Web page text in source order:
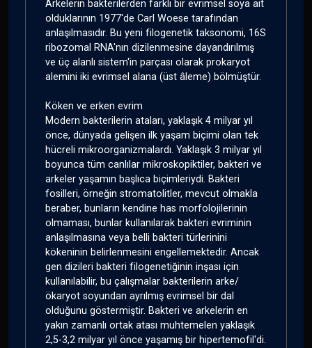
Arkelerin bakterilerden farklı bir evrimsel soya ait
olduklarının 1977'de Carl Woese tarafından
anlaşılmasıdır. Bu yeni filogenetik taksonomi, 16S
ribozomal RNA'nın dizilenmesine dayandırılmış
ve üç alanlı sistem'in parçası olarak prokaryot
alemini iki evrimsel alana (üst âleme) bölmüştür.
Köken ve erken evrim
Modern bakterilerin ataları, yaklaşık 4 milyar yıl
önce, dünyada gelişen ilk yaşam biçimi olan tek
hücreli mikroorganizmalardı. Yaklaşık 3 milyar yıl
boyunca tüm canlılar mikroskopiktiler, bakteri ve
arkeler yaşamın başlıca biçimleriydi. Bakteri
fosilleri, örneğin stromatolitler, mevcut olmakla
beraber, bunların kendine has morfolojilerinin
olmaması, bunlar kullanılarak bakteri evriminin
anlaşılmasına veya belli bakteri türlerinini
kökeninin belirlenmesini engellemektedir. Ancak
gen dizileri bakteri filogenetiğinin inşası için
kullanılabilir, bu çalışmalar bakterilerin arke/
ökaryot soyundan ayrılmış evrimsel bir dal
olduğunu göstermiştir. Bakteri ve arkelerin en
yakın zamanlı ortak atası muhtemelen yaklaşık
2,5-3,2 milyar yıl önce yaşamış bir hipertemofil'di.